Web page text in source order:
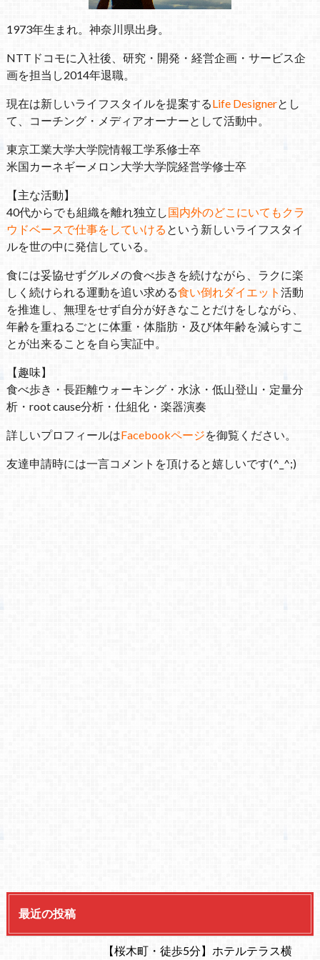
1973年生まれ。神奈川県出身。
NTTドコモに入社後、研究・開発・経営企画・サービス企
画を担当し2014年退職。
現在は新しいライフスタイルを提案するLife Designerとし
て、コーチング・メディアオーナーとして活動中。
東京工業大学大学院情報工学系修士卒
米国カーネギーメロン大学大学院経営学修士卒
【主な活動】
40代からでも組織を離れ独立し国内外のどこにいてもクラ
ウドベースで仕事をしていける という新しいライフスタイ
ルを世の中に発信している。
食には妥協せずグルメの食べ歩きを続けながら、ラクに楽
しく続けられる運動を追い求める食い倒れダイエット 活動
を推進し、無理をせず自分が好きなことだけをしながら、
年齢を重ねるごとに体重・体脂肪・及び体年齢を減らすこ
とが出来ることを自ら実証中。
【趣味】
食べ歩き・長距離ウォーキング・水泳・低山登山・定量分
析・root cause分析・仕組化・楽器演奏
詳しいプロフィールはFacebookページを御覧ください。
友達申請時には一言コメントを頂けると嬉しいです(^_^;)
最近の投稿
【桜木町・徒歩5分】ホテルテラス横